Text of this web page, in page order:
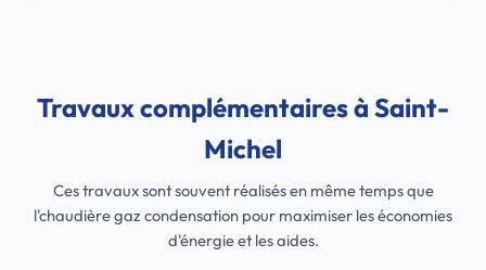
Travaux complémentaires à Saint-
Michel
Ces travaux sont souvent réalisés en même temps que
l'chaudière gaz condensation pour maximiser les économies
d'énergie et les aides.